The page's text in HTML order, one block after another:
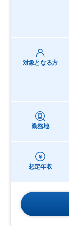
対象となる方
勤務地
想定年収